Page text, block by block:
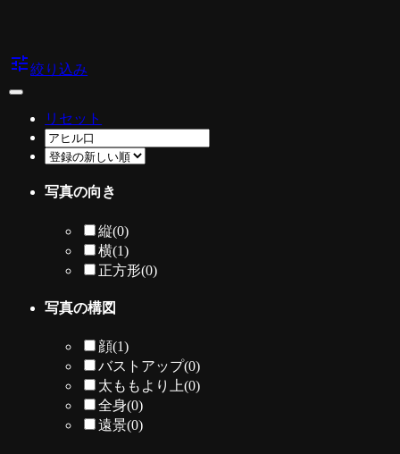
tune絞り込み
リセット
写真の向き
縦(0)
横(1)
正方形(0)
写真の構図
顔(1)
バストアップ(0)
太ももより上(0)
全身(0)
遠景(0)